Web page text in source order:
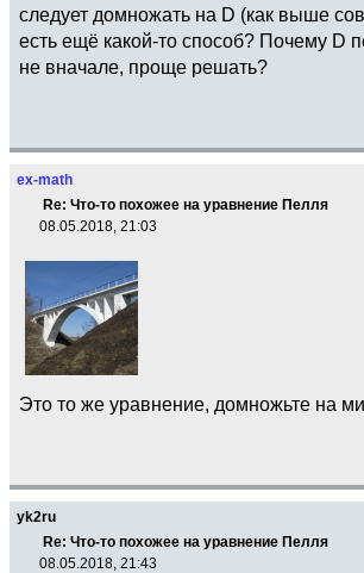
следует домножать на D (как выше
есть ещё какой-то способ? Почему D
не вначале, проще решать?
ex-math
Re: Что-то похожее на уравнение Пелля
08.05.2018, 21:03
Это то же уравнение, домножьте на
yk2ru
Re: Что-то похожее на уравнение Пелля
08.05.2018, 21:43